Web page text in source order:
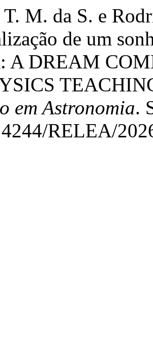
M. da S. e
de um
A DREAM
em Astronomia.
RELEA/